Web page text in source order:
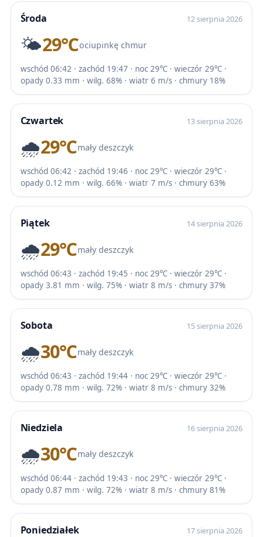
Środa 12 sierpnia 2026
🌤️29℃ociupinkę chmur
wschód 06:42 · zachód 19:47 · noc 29℃ · wieczór 29℃ ·
opady 0.33 mm · wilg. 68% · wiatr 6 m/s · chmury 18%
Czwartek 13 sierpnia 2026
🌧️29℃mały deszczyk
wschód 06:42 · zachód 19:46 · noc 29℃ · wieczór 29℃ ·
opady 0.12 mm · wilg. 66% · wiatr 7 m/s · chmury 63%
Piątek 14 sierpnia 2026
🌧️29℃mały deszczyk
wschód 06:43 · zachód 19:45 · noc 29℃ · wieczór 29℃ ·
opady 3.81 mm · wilg. 75% · wiatr 8 m/s · chmury 37%
Sobota 15 sierpnia 2026
🌧️30℃mały deszczyk
wschód 06:43 · zachód 19:44 · noc 29℃ · wieczór 29℃ ·
opady 0.78 mm · wilg. 72% · wiatr 8 m/s · chmury 32%
Niedziela 16 sierpnia 2026
🌧️30℃mały deszczyk
wschód 06:44 · zachód 19:43 · noc 29℃ · wieczór 29℃ ·
opady 0.87 mm · wilg. 72% · wiatr 8 m/s · chmury 81%
Poniedziałek 17 sierpnia 2026